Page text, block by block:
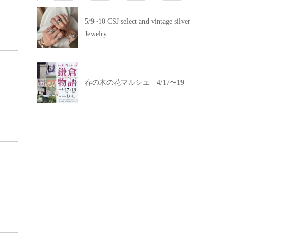
5/9~10 CSJ select and vintage silver
Jewelry
春の木の花マルシェ 4/17〜19